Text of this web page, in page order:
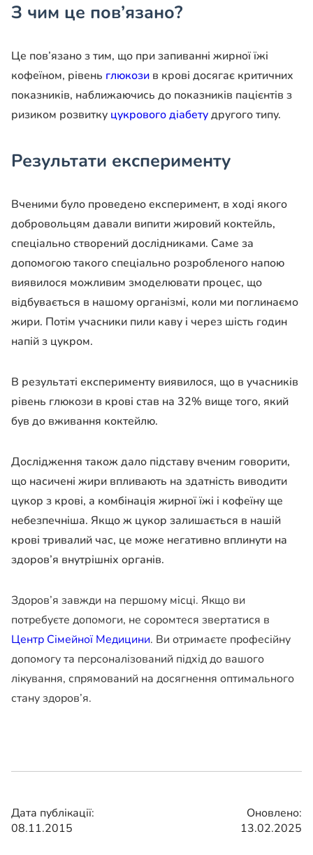
З чим це пов’язано?
Це пов’язано з тим, що при запиванні жирної їжі
кофеїном, рівень глюкози в крові досягає критичних
показників, наближаючись до показників пацієнтів з
ризиком розвитку цукрового діабетудругого типу.
Результати експерименту
Вченими було проведено експеримент, в ході якого
добровольцям давали випити жировий коктейль,
спеціально створений дослідниками. Саме за
допомогою такого спеціально розробленого напою
виявилося можливим змоделювати процес, що
відбувається в нашому організмі, коли ми поглинаємо
жири. Потім учасники пили каву і через шість годин
напій з цукром.
В результаті експерименту виявилося, що в учасників
рівень глюкози в крові став на 32% вище того, який
був до вживання коктейлю.
Дослідження також дало підставу вченим говорити,
що насичені жири впливають на здатність виводити
цукор з крові, а комбінація жирної їжі і кофеїну ще
небезпечніша. Якщо ж цукор залишається в нашій
крові тривалий час, це може негативно вплинути на
здоров’я внутрішніх органів.
Здоров’я завжди на першому місці. Якщо ви
потребуєте допомоги, не соромтеся звертатися в
Центр Сімейної Медицини. Ви отримаєте професійну
допомогу та персоналізований підхід до вашого
лікування, спрямований на досягнення оптимального
стану здоров’я.
Дата публікації:
08.11.2015
Оновлено:
13.02.2025